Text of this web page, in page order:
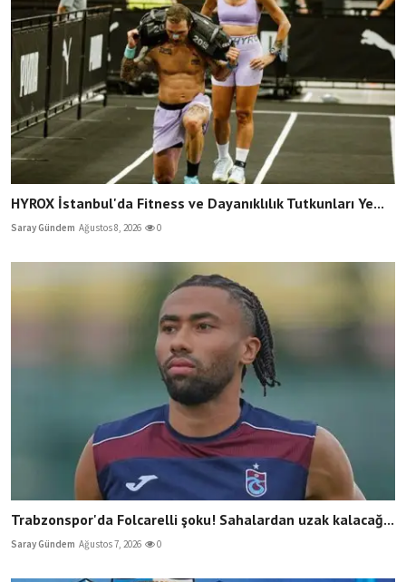
HYROX İstanbul'da Fitness ve Dayanıklılık Tutkunları Ye...
Saray Gündem Ağustos 8, 2026 0
Trabzonspor'da Folcarelli şoku! Sahalardan uzak kalacağ...
Saray Gündem Ağustos 7, 2026 0